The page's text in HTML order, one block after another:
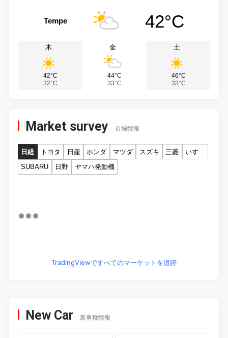
Tempe 42°C
木
42°C
32°C
金
44°C
33°C
土
46°C
33°C
Market survey 市場情報
日経 トヨタ 日産 ホンダ マツダ スズキ 三菱
いすゞ
SUBARU
日野 ヤマハ発動機
TradingViewですべてのマーケットを追跡
New Car 新車種情報